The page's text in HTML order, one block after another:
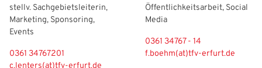
stellv. Sachgebietsleiterin,
Marketing, Sponsoring,
Events
0361 34767201
c.lenters(at)tfv-erfurt.de
Öffentlichkeitsarbeit, Social
Media
0361 34767 - 14
f.boehm(at)tfv-erfurt.de